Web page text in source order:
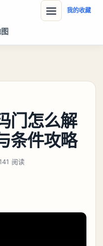
我的收藏
门怎么解
条件攻略
阅读